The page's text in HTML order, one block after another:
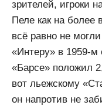
зрителей, игроки
Пеле как на
всё равно не
«Интеру» в 1959-м
«Барсе» положил
вот льежскому
он напротив не